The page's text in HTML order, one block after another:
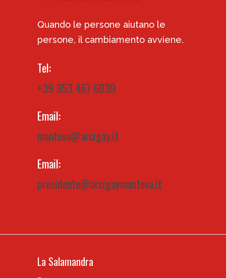
Quando le persone aiutano le
persone, il cambiamento avviene.
Tel:
+39 353 467 6039
Email:
mantova@arcigay.it
Email:
presidente@arcigaymantova.it
La Salamandra